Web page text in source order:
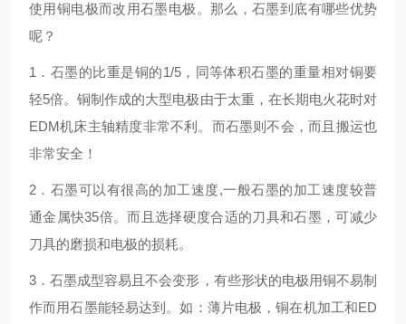
使用铜电极而改用石墨电极。那么，石墨到底有哪些优势
呢？
1．石墨的比重是铜的1/5，同等体积石墨的重量相对铜要
轻5倍。铜制作成的大型电极由于太重，在长期电火花时对
EDM机床主轴精度非常不利。而石墨则不会，而且搬运也
非常安全！
2．石墨可以有很高的加工速度,一般石墨的加工速度较普
通金属快35倍。而且选择硬度合适的刀具和石墨，可减少
刀具的磨损和电极的损耗。
3．石墨成型容易且不会变形，有些形状的电极用铜不易制
作而用石墨能轻易达到。如：薄片电极，铜在机加工和ED